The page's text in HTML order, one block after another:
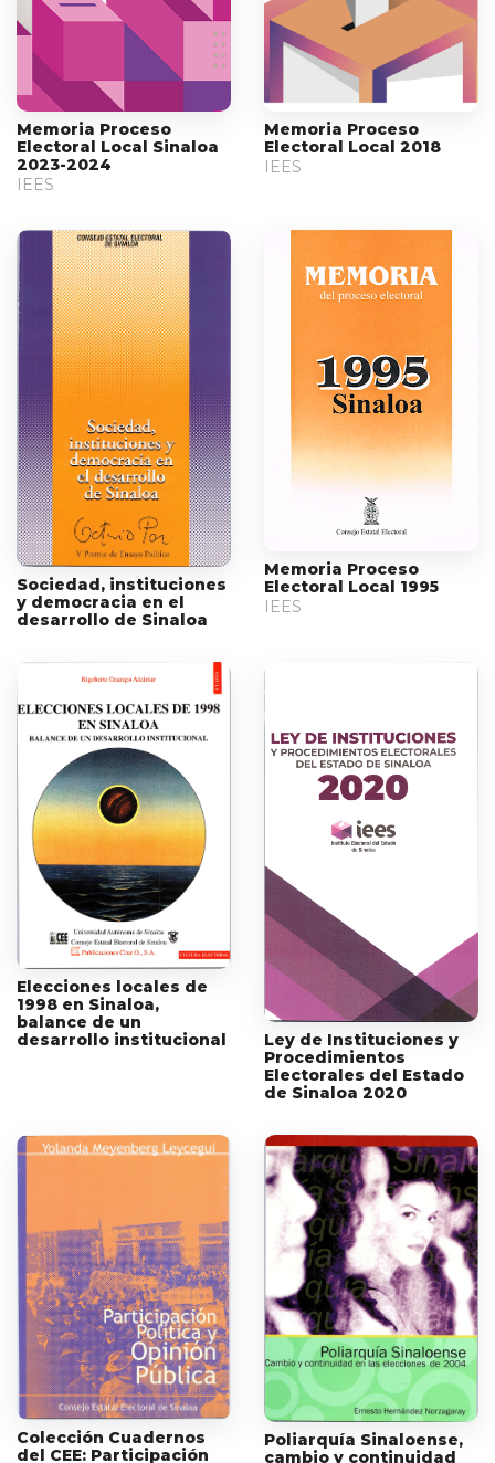
Memoria Proceso
Electoral Local Sinaloa
2023-2024
IEES
Memoria Proceso
Electoral Local 2018
IEES
Sociedad, instituciones
y democracia en el
desarrollo de Sinaloa
Memoria Proceso
Electoral Local 1995
IEES
Elecciones locales de
1998 en Sinaloa,
balance de un
desarrollo institucional
Ley de Instituciones y
Procedimientos
Electorales del Estado
de Sinaloa 2020
Colección Cuadernos
del CEE: Participación
Poliarquía Sinaloense,
cambio y continuidad